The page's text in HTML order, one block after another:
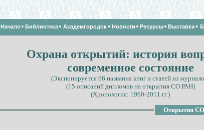
Начало• Библиотека • Академгородок • Новости • Ресурсы • Выставки •
Охрана открытий: история
современное состояние
(Экспонируется 66 названия книг и статей из
(15 описаний дипломов на открытия СО РАН)
(Хронология: 1960-2011 гг.)
Открытия СО